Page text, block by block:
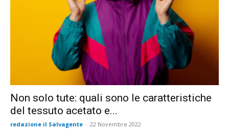
Non solo tute: quali sono le caratteristiche
del tessuto acetato e...
redazione il Salvagente - 22 Novembre 2022